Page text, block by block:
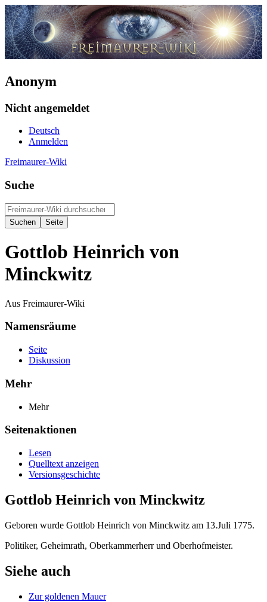
Anonym
Nicht angemeldet
Deutsch
Anmelden
Freimaurer-Wiki
Suche
Gottlob Heinrich von
Minckwitz
Aus Freimaurer-Wiki
Namensräume
Seite
Diskussion
Mehr
Mehr
Seitenaktionen
Lesen
Quelltext anzeigen
Versionsgeschichte
Gottlob Heinrich von Minckwitz
Geboren wurde Gottlob Heinrich von Minckwitz am 13.Juli 1775.
Politiker, Geheimrath, Oberkammerherr und Oberhofmeister.
Siehe auch
Zur goldenen Mauer